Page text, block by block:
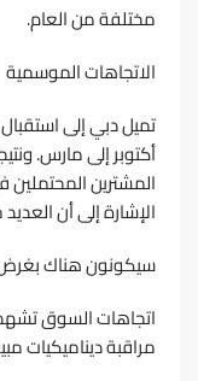
ﻣﺨﺘﻠﻔﺔ ﻣﻦ اﻟﻌﺎم.
اﻻﺗﺠﺎﻫﺎت اﻟﻤﻮﺳﻤﻴﺔ
ﺗﻤﻴﻞ دﺑﻲ إﻟﻰ
أﻛﺘﻮﺑﺮ إﻟﻰ ﻣﺎرس.
اﻟﻤﺸﺘﺮﻳﻦ
اﻹﺷﺎرة إﻟﻰ أن
ﺳﻴﻜﻮﻧﻮن ﻫﻨﺎك
اﺗﺠﺎﻫﺎت اﻟﺴﻮق
ﻣﺮاﻗﺒﺔ دﻳﻨﺎﻣﻴﻜﻴﺎت